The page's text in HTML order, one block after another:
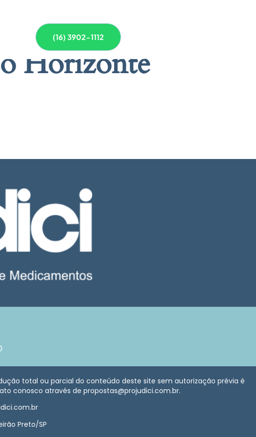
(16) 3902-1112
Horizonte
total ou parcial do conteúdo deste site sem autorização prévia é
conosco através de propostas@projudici.com.br.
Preto/SP